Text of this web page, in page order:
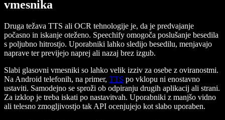
vmesnika
Druga težava TTS ali OCR tehnologije je, da je predvajanje
počasno in iskanje oteženo. Speechify omogoča poslušanje besedila
s poljubno hitrostjo. Uporabniki lahko sledijo besedilu, menjavajo
naprave ter previjejo naprej ali nazaj brez izgub.
Slabi glasovni vmesniki so lahko velik izziv za osebe z oviranostmi.
Na Android telefonih, na primer, TTS po vklopu ni enostavno
ustaviti. Samodejno se sproži ob odpiranju drugih aplikacij ali strani.
Za izklop je treba iskati po nastavitvah. Uporabniki z manjšo vidno
ali telesno zmogljivostjo tak API ocenjujejo kot slabo uporaben.